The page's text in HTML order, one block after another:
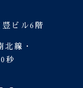
ビル6階
線・
秒